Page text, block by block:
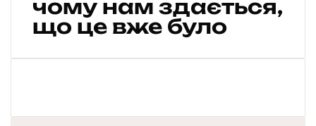
и
е
д
с
ж
а
т
л
в
м
е
д
в
чому нам здається,
що це вже було